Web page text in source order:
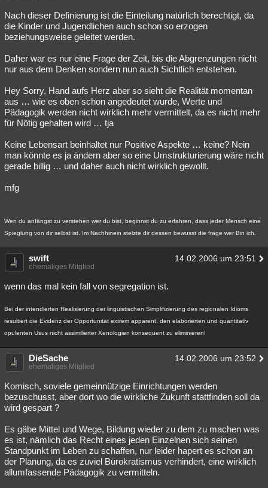
Nach dieser Definierung ist die Einteilung natürlich berechtigt, da
die Kinder und Jugendlichen auch schon so erzogen
beziehungsweise geleitet werden.
Daher war es nur eine Frage der Zeit, bis die Abgrenzungen nicht
nur aus dem Denken sondern nun auch Sichtlich entstehen.
Hey Sorry, Hand aufs Herz aber so sieht die Realität momentan
aus … wie es oben schon angedeutet wurde, Werte und
Pädagogik werden nicht wirklich mehr vermittelt, da es nicht mehr
für Nötig gehalten wird … tja
Keine Lebensart beinhaltet nur Positive Aspekte … keine? Nein
man könnte es ja ändern aber so eine Umstrukturierung wäre nicht
gerade billig … und daher auch nicht wirklich gewollt.
mfg
Wen du anfängst zu verstehen wer du bist, beginnst du zu erfahren, dass jeder Mensch eine
Spieglung von dir selbst ist. Im Nachhinein stelzte dir dessen bewusst die frage wer Bin ich.
swift 14.02.2006 um 23:51
ehemaliges Mitglied
wenn das mal kein fall von segregation ist.
Bei der intendierten Realisierung der linguistischen Simplifizierung des regionalen Idioms
resultiert die Evidenz der Opportunität extrem apparent, den elaborierten und quantitativ
opulenten Usus nicht assimilierter Xenologien konsequent zu eliminieren!
DieSache 14.02.2006 um 23:52
ehemaliges Mitglied
Komisch, soviele gemeinnützige Einrichtungen werden
bezuschusst, aber dort wo die wirkliche Zukunft stattfinden soll da
wird gespart ?
Es gäbe Mittel und Wege, Bildung wieder zu dem zu machen was
es ist, nämlich das Recht eines jeden Einzelnen sich seinen
Standpunkt im Leben zu schaffen, nur leider hapert es schon an
der Planung, da es zuviel Bürokratismus verhindert, eine wirklich
allumfassende Pädagogik zu vermitteln.